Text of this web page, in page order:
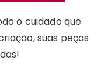
o cuidado que
suas peças